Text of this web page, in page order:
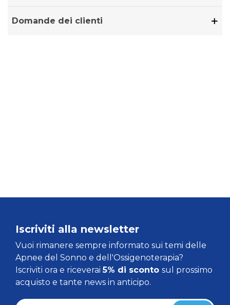
Domande dei clienti
Iscriviti alla newsletter
Vuoi rimanere sempre informato sui temi delle
Apnee del Sonno e dell'Ossigenoterapia?
Iscriviti ora e riceverai5% di sconto sul prossimo
acquisto e tante news in anticipo.